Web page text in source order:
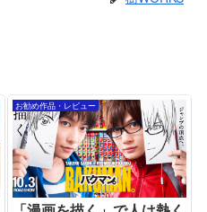
お勧め作品・レビュー